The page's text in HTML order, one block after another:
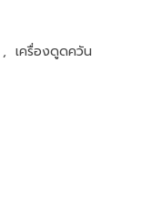
, เครื่องดูดควัน